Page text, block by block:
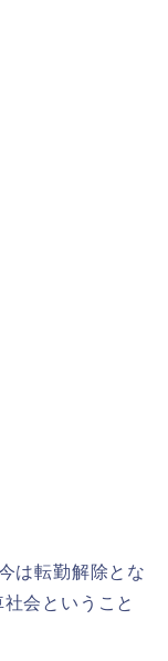
は転勤解除とな
会ということ